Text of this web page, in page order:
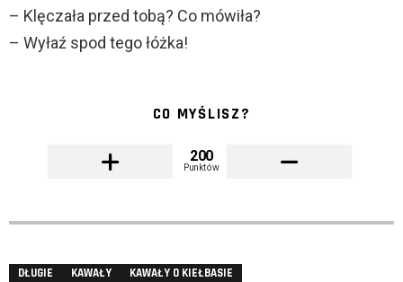
– Klęczała przed tobą? Co mówiła?
– Wyłaź spod tego łóżka!
CO MYŚLISZ?
200
Punktów
DŁUGIE KAWAŁY
KAWAŁY O KIEŁBASIE